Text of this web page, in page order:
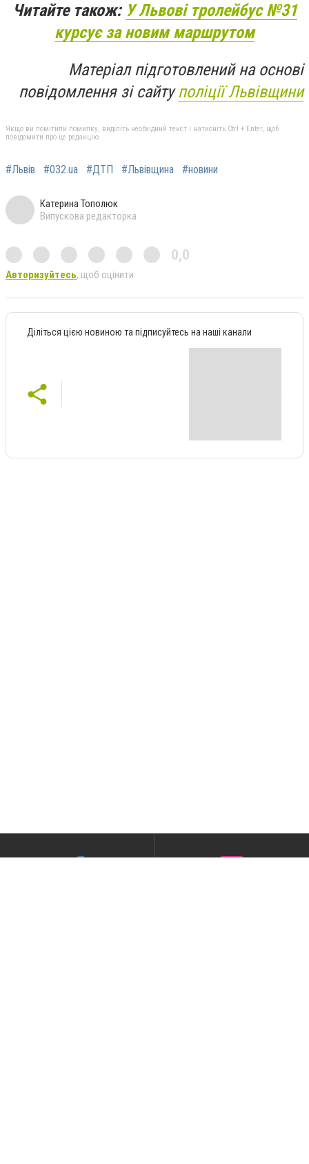
Читайте також: У Львові тролейбус №31
курсує за новим маршрутом
Матеріал підготовлений на основі
повідомлення зі сайтуполіції Львівщини
Якщо ви помітили помилку, виділіть необхідний текст і натисніть Ctrl + Enter, щоб
повідомити про це редакцію
#Львів #032.ua #ДТП #Львівщина #новини
Катерина Тополюк
Випускова редакторка
0,0
Авторизуйтесь, щоб оцінити
Діліться цією новиною та підписуйтесь на наші канали